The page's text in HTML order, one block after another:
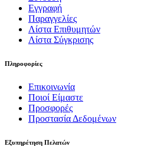
Εγγραφή
Παραγγελίες
Λίστα Επιθυμητών
Λίστα Σύγκρισης
Πληροφορίες
Επικοινωνία
Ποιοί Είμαστε
Προσφορές
Προστασία Δεδομένων
Εξυπηρέτηση Πελατών